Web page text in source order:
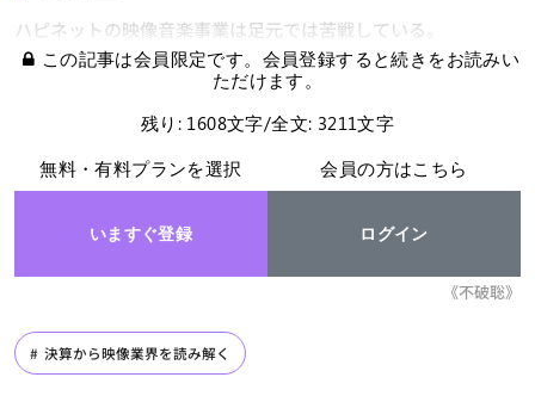
ハピネットの映像音楽事業は足元では苦戦している。
この記事は会員限定です。会員登録すると続きをお読みい
ただけます。
残り: 1608文字/全文: 3211文字
無料・有料プランを選択
いますぐ登録
会員の方はこちら
ログイン
《不破聡》
決算から映像業界を読み解く